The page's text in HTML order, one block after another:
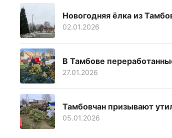
Новогодняя ёлка из
02.01.2026
В Тамбове
27.01.2026
Тамбовчан призывают
05.01.2026